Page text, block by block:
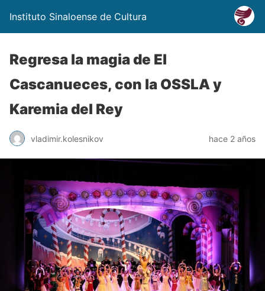
Instituto Sinaloense de Cultura
Regresa la magia de El
Cascanueces, con la OSSLA y
Karemia del Rey
vladimir.kolesnikov hace 2 años